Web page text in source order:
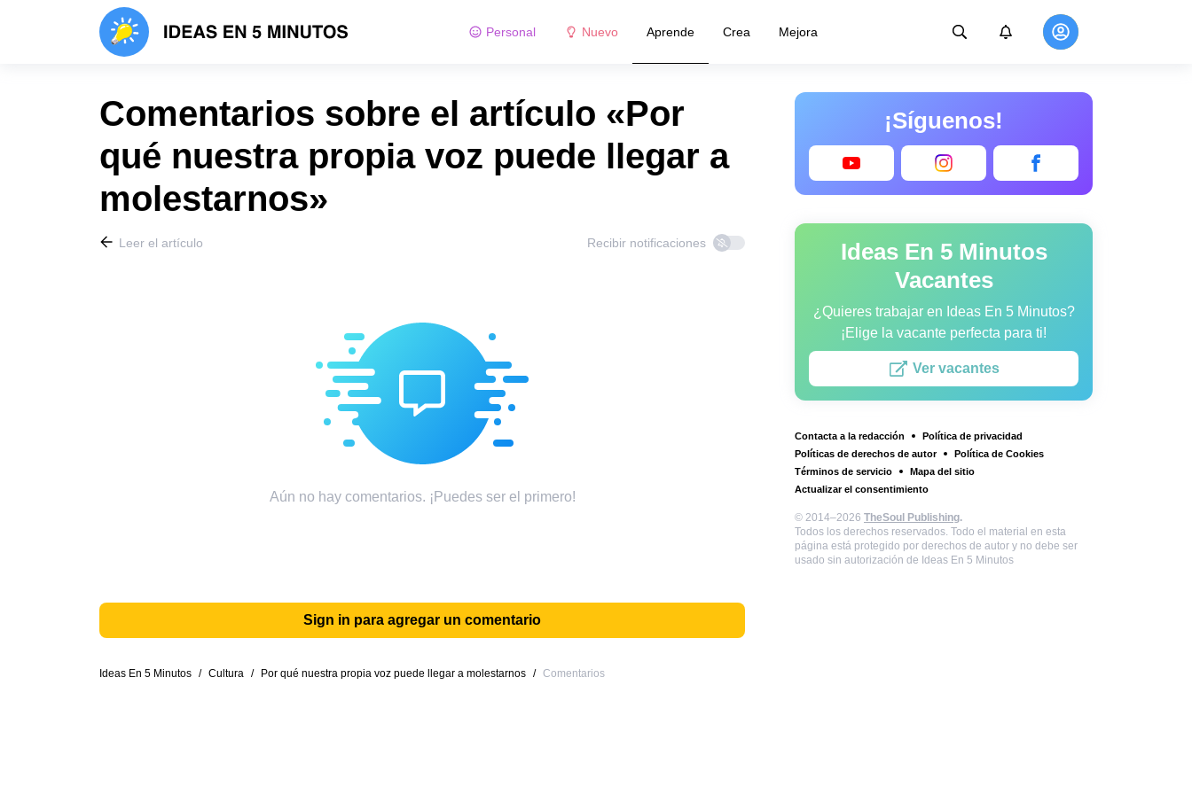
Personal Nuevo Aprende Crea Mejora
¡Síguenos!
Ideas En 5 Minutos
Vacantes
¿Quieres trabajar en Ideas En 5 Minutos?
¡Elige la vacante perfecta para ti!
Ver vacantes
Contacta a la redacción
Política de privacidad
Políticas de derechos de autor
Política de Cookies
Términos de servicio
Mapa del sitio
Actualizar el consentimiento
© 2014–2026 TheSoul Publishing.
Todos los derechos reservados. Todo el material en esta
página está protegido por derechos de autor y no debe ser
usado sin autorización de Ideas En 5 Minutos
Comentarios sobre el artículo «Por
qué nuestra propia voz puede llegar a
molestarnos»
Leer el artículo Recibir notificaciones
Aún no hay comentarios. ¡Puedes ser el primero!
Sign in para agregar un comentario
Ideas En 5 Minutos / Cultura / Por qué nuestra propia voz puede llegar a molestarnos / Comentarios